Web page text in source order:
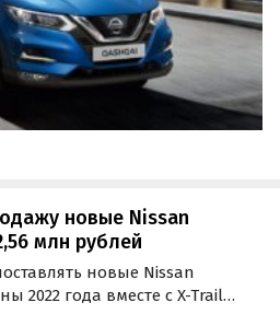
новые Nissan
млн рублей
новые Nissan
2022 года вместе с X-Trail